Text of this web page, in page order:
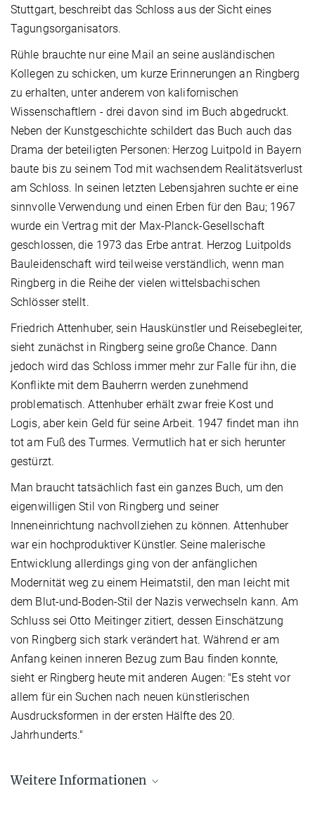
Stuttgart, beschreibt das Schloss aus der Sicht eines
Tagungsorganisators.
Rühle brauchte nur eine Mail an seine ausländischen
Kollegen zu schicken, um kurze Erinnerungen an Ringberg
zu erhalten, unter anderem von kalifornischen
Wissenschaftlern - drei davon sind im Buch abgedruckt.
Neben der Kunstgeschichte schildert das Buch auch das
Drama der beteiligten Personen: Herzog Luitpold in Bayern
baute bis zu seinem Tod mit wachsendem Realitätsverlust
am Schloss. In seinen letzten Lebensjahren suchte er eine
sinnvolle Verwendung und einen Erben für den Bau; 1967
wurde ein Vertrag mit der Max-Planck-Gesellschaft
geschlossen, die 1973 das Erbe antrat. Herzog Luitpolds
Bauleidenschaft wird teilweise verständlich, wenn man
Ringberg in die Reihe der vielen wittelsbachischen
Schlösser stellt.
Friedrich Attenhuber, sein Hauskünstler und Reisebegleiter,
sieht zunächst in Ringberg seine große Chance. Dann
jedoch wird das Schloss immer mehr zur Falle für ihn, die
Konflikte mit dem Bauherrn werden zunehmend
problematisch. Attenhuber erhält zwar freie Kost und
Logis, aber kein Geld für seine Arbeit. 1947 findet man ihn
tot am Fuß des Turmes. Vermutlich hat er sich herunter
gestürzt.
Man braucht tatsächlich fast ein ganzes Buch, um den
eigenwilligen Stil von Ringberg und seiner
Inneneinrichtung nachvollziehen zu können. Attenhuber
war ein hochproduktiver Künstler. Seine malerische
Entwicklung allerdings ging von der anfänglichen
Modernität weg zu einem Heimatstil, den man leicht mit
dem Blut-und-Boden-Stil der Nazis verwechseln kann. Am
Schluss sei Otto Meitinger zitiert, dessen Einschätzung
von Ringberg sich stark verändert hat. Während er am
Anfang keinen inneren Bezug zum Bau finden konnte,
sieht er Ringberg heute mit anderen Augen: "Es steht vor
allem für ein Suchen nach neuen künstlerischen
Ausdrucksformen in der ersten Hälfte des 20.
Jahrhunderts."
Weitere Informationen